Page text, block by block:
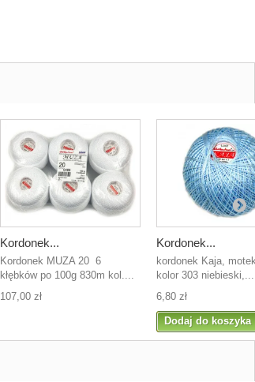
Kordonek...
Kordonek MUZA 20 6
kłębków po 100g 830m kol....
107,00 zł
Kordonek...
kordonek Kaja,
kolor 303 niebieski,...
6,80 zł
Dodaj do koszyka